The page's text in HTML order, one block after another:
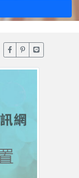
臉書分享(另開新視窗)
噗浪分享(另開新
Line分享(另